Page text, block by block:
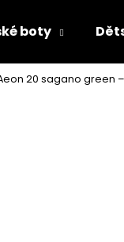
boty
20 sagano green